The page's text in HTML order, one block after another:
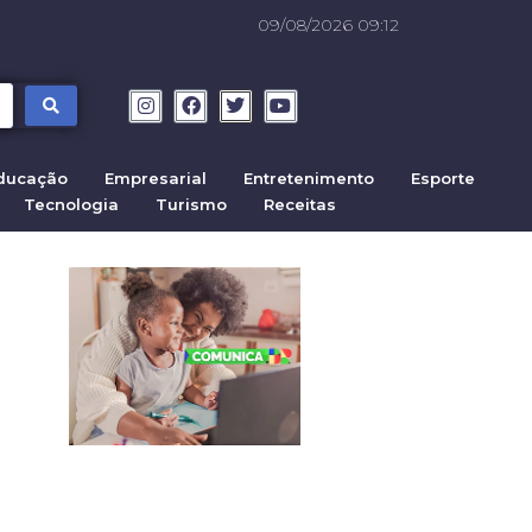
09/08/2026 09:12
Empresarial Entretenimento
Esporte
Tecnologia Turismo Receitas